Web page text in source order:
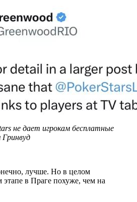
не дает игрокам бесплатные
Гринвуд
лучше. Но в целом
в Праге похуже, чем на